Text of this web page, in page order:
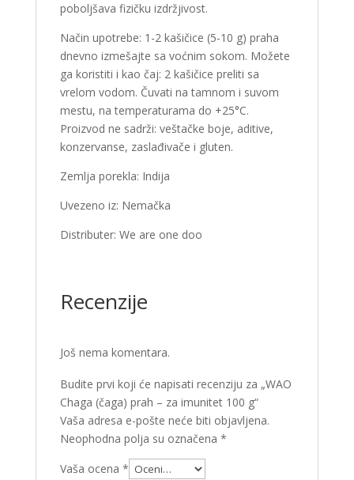
poboljšava fizičku izdržjivost.
Način upotrebe: 1-2 kašičice (5-10 g) praha
dnevno izmešajte sa voćnim sokom. Možete
ga koristiti i kao čaj: 2 kašičice preliti sa
vrelom vodom. Čuvati na tamnom i suvom
mestu, na temperaturama do +25°C.
Proizvod ne sadrži: veštačke boje, aditive,
konzervanse, zaslađivače i gluten.
Zemlja porekla: Indija
Uvezeno iz: Nemačka
Distributer: We are one doo
Recenzije
Još nema komentara.
Budite prvi koji će napisati recenziju za „WAO
Chaga (čaga) prah – za imunitet 100 g“
Vaša adresa e-pošte neće biti objavljena.
Neophodna polja su označena *
Vaša ocena *